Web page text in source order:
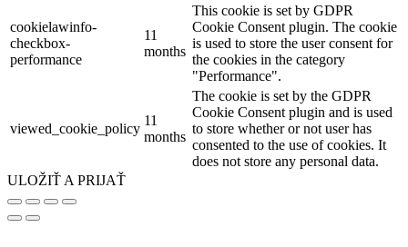
cookielawinfo-
checkbox-
performance
11
months
This cookie is set by GDPR
Cookie Consent plugin. The cookie
is used to store the user consent for
the cookies in the category
"Performance".
viewed_cookie_policy
11
months
The cookie is set by the GDPR
Cookie Consent plugin and is used
to store whether or not user has
consented to the use of cookies. It
does not store any personal data.
ULOŽIŤ A PRIJAŤ